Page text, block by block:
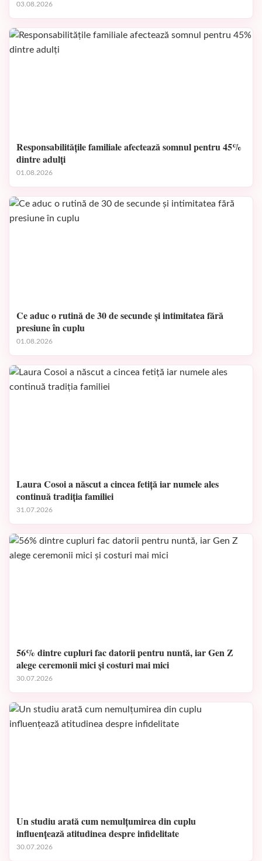
03.08.2026
Responsabilitățile familiale afectează somnul pentru 45%
dintre adulți
01.08.2026
Ce aduc o rutină de 30 de secunde și intimitatea fără
presiune în cuplu
01.08.2026
Laura Cosoi a născut a cincea fetiță iar numele ales
continuă tradiția familiei
31.07.2026
56% dintre cupluri fac datorii pentru nuntă, iar Gen Z
alege ceremonii mici și costuri mai mici
30.07.2026
Un studiu arată cum nemulțumirea din cuplu
influențează atitudinea despre infidelitate
30.07.2026